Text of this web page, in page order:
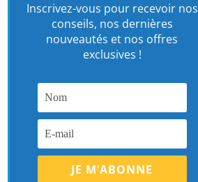
Inscrivez-vous pour recevoir nos
conseils, nos dernières
nouveautés et nos offres
exclusives !